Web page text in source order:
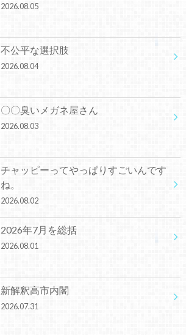
2026.08.05
不公平な選択肢
2026.08.04
〇〇臭いメガネ屋さん
2026.08.03
チャッピーってやっぱりすごいんです
ね。
2026.08.02
2026年7月を総括
2026.08.01
新解釈高市内閣
2026.07.31